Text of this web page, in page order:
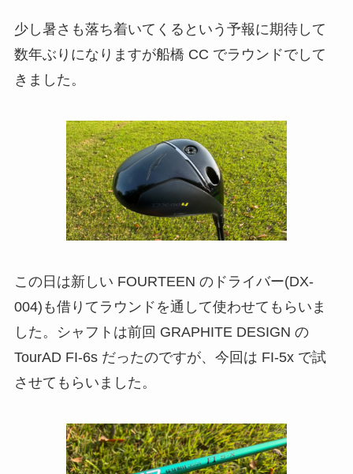
少し暑さも落ち着いてくるという予報に期待して
数年ぶりになりますが船橋 CC でラウンドでして
きました。
この日は新しい FOURTEEN のドライバー(DX-
004)も借りてラウンドを通して使わせてもらいま
した。シャフトは前回 GRAPHITE DESIGN の
TourAD FI-6s だったのですが、今回は FI-5x で試
させてもらいました。